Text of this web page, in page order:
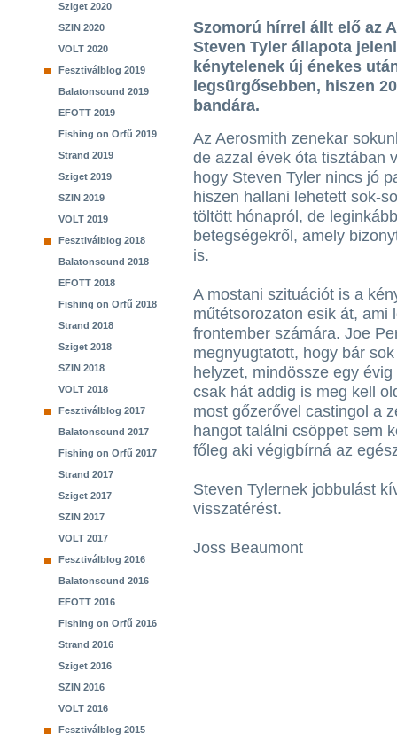
Sziget 2020
SZIN 2020
VOLT 2020
Fesztiválblog 2019
Balatonsound 2019
EFOTT 2019
Fishing on Orfű 2019
Strand 2019
Sziget 2019
SZIN 2019
VOLT 2019
Fesztiválblog 2018
Balatonsound 2018
EFOTT 2018
Fishing on Orfű 2018
Strand 2018
Sziget 2018
SZIN 2018
VOLT 2018
Fesztiválblog 2017
Balatonsound 2017
Fishing on Orfű 2017
Strand 2017
Sziget 2017
SZIN 2017
VOLT 2017
Fesztiválblog 2016
Balatonsound 2016
EFOTT 2016
Fishing on Orfű 2016
Strand 2016
Sziget 2016
SZIN 2016
VOLT 2016
Fesztiválblog 2015
Szomorú hírrel állt elő az
Steven Tyler állapota
kénytelenek új énekes
legsürgősebben, hiszen
bandára.
Az Aerosmith zenekar
de azzal évek óta tisztában
hogy Steven Tyler nincs jó
hiszen hallani lehetett sok-
töltött hónapról, de
betegségekről, amely
is.
A mostani szituációt is a
műtétsorozaton esik át, ami
frontember számára. Joe
megnyugtatott, hogy bár
helyzet, mindössze egy
csak hát addig is meg kell
most gőzerővel castingol a
hangot találni csöppet sem
főleg aki végigbírná az
Steven Tylernek jobbulást
visszatérést.
Joss Beaumont